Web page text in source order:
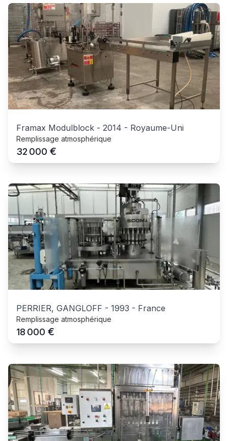
Framax Modulblock - 2014 - Royaume-Uni
Remplissage atmosphérique
32 000 €
PERRIER, GANGLOFF - 1993 - France
Remplissage atmosphérique
18 000 €